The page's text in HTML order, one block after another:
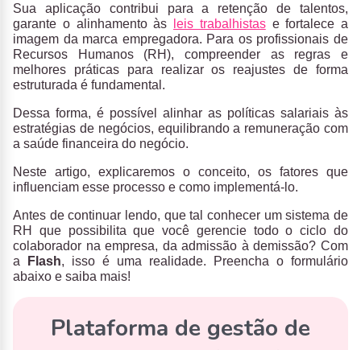
Sua aplicação contribui para a retenção de talentos,
garante o alinhamento às
leis trabalhistase fortalece a
imagem da marca empregadora. Para os profissionais de
Recursos Humanos (RH), compreender as regras e
melhores práticas para realizar os reajustes de forma
estruturada é fundamental.
Dessa forma, é possível alinhar as políticas salariais às
estratégias de negócios, equilibrando a remuneração com
a saúde financeira do negócio.
Neste artigo, explicaremos o conceito, os fatores que
influenciam esse processo e como implementá-lo.
Antes de continuar lendo, que tal conhecer um sistema de
RH que possibilita que você gerencie todo o ciclo do
colaborador na empresa, da admissão à demissão? Com
a
Flash, isso é uma realidade. Preencha o formulário
abaixo e saiba mais!